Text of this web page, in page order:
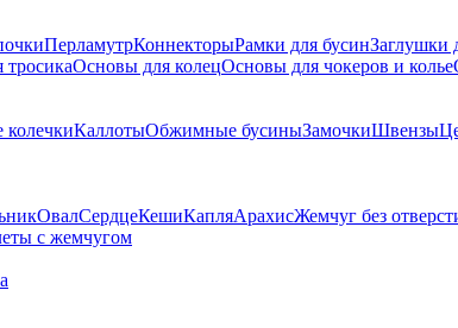
ПерламутрКоннекторыРамки для бусинЗаглушки
тросикаОсновы для колецОсновы для чокеров и колье
колечкиКаллотыОбжимные бусиныЗамочкиШвензы
ОвалСердцеКешиКапляАрахисЖемчуг без
с жемчугом